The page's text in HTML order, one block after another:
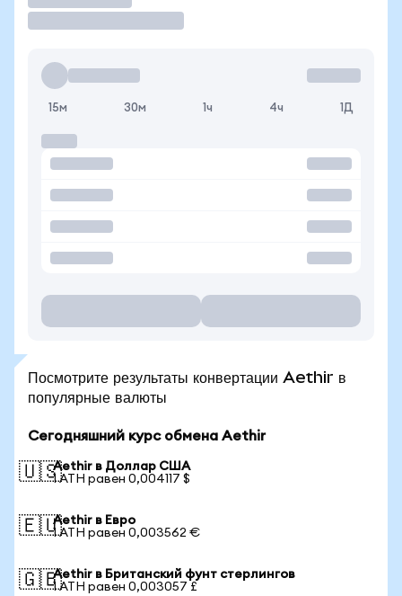
15м 30м 1ч 4ч 1Д
Посмотрите результаты конвертации Aethir в
популярные валюты
Сегодняшний курс обмена Aethir
🇺🇸Aethir в Доллар США
1 ATH равен 0,004117 $
🇪🇺Aethir в Евро
1 ATH равен 0,003562 €
🇬🇧Aethir в Британский фунт стерлингов
1 ATH равен 0,003057 £